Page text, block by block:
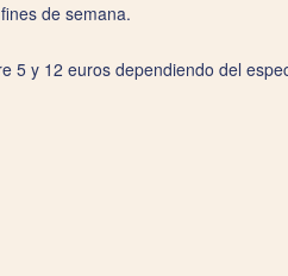
de semana.
5 y 12 euros dependiendo del